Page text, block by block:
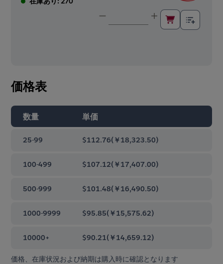
価格表
数量 単価
25-99 $112.76(￥18,323.50)
100-499 $107.12(￥17,407.00)
500-999 $101.48(￥16,490.50)
1000-9999 $95.85(￥15,575.62)
10000+ $90.21(￥14,659.12)
価格、在庫状況および納期は購入時に確認となります